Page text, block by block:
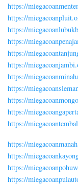
https://
https://
https://
https://
https://
https://
https://
https://
https://
https://
https://
https://
https://
https://
https://